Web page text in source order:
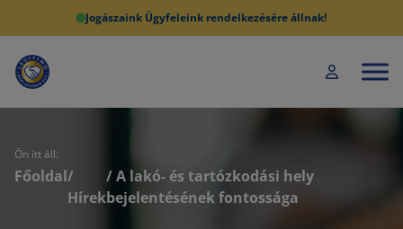
Jogászaink Ügyfeleink rendelkezésére állnak!
Ön itt áll:
Főoldal/
Hírek
/ A lakó- és tartózkodási hely
bejelentésének fontossága